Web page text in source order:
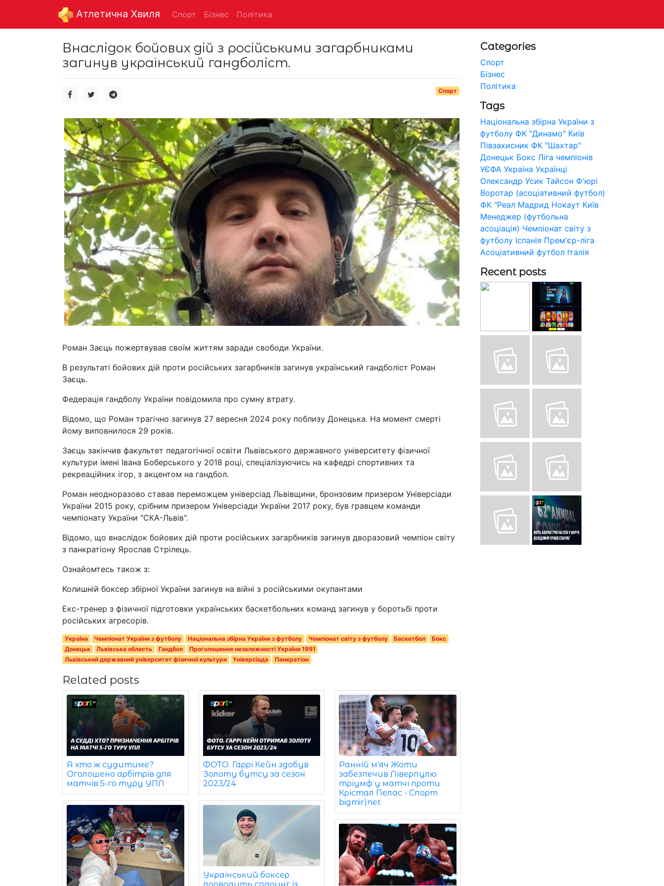
Aтлетична Хвиля Спорт Бізнес Політика
Внаслідок бойових дій з російськими загарбниками
загинув український гандболіст.
Спорт
Роман Заєць пожертвував своїм життям заради свободи України.
В результаті бойових дій проти російських загарбників загинув український гандболіст Роман
Заєць.
Федерація гандболу України повідомила про сумну втрату.
Відомо, що Роман трагічно загинув 27 вересня 2024 року поблизу Донецька. На момент смерті
йому виповнилося 29 років.
Заєць закінчив факультет педагогічної освіти Львівського державного університету фізичної
культури імені Івана Боберського у 2018 році, спеціалізуючись на кафедрі спортивних та
рекреаційних ігор, з акцентом на гандбол.
Роман неодноразово ставав переможцем універсіад Львівщини, бронзовим призером Універсіади
України 2015 року, срібним призером Універсіади України 2017 року, був гравцем команди
чемпіонату України "СКА-Львів".
Відомо, що внаслідок бойових дій проти російських загарбників загинув дворазовий чемпіон світу
з панкратіону Ярослав Стрілець.
Ознайомтесь також з:
Колишній боксер збірної України загинув на війні з російськими окупантами
Екс-тренер з фізичної підготовки українських баскетбольних команд загинув у боротьбі проти
російських агресорів.
Україна Чемпіонат України з футболу Національна збірна України з футболу Чемпіонат світу з футболу Баскетбол
Бокс
Донецьк
Львівська область Гандбол
Проголошення незалежності України 1991
Львівський державний університет фізичної культури
Універсіада Панкратіон
Related posts
А хто ж судитиме?
Оголошено арбітрів для
матчів 5-го туру УПЛ
ФОТО. Гаррі Кейн здобув
Золоту бутсу за сезон
2023/24
Український боксер
Ранній м'яч Жоти
забезпечив Ліверпулю
тріумф у матчі проти
Крістал Пелас - Спорт
bigmir)net
Categories
Спорт
Бізнес
Політика
Tags
Національна збірна України з
футболу ФК "Динамо" Київ
Півзахисник ФК "Шахтар"
Донецьк Бокс Ліга чемпіонів
УЄФА Україна Українці
Олександр Усик Тайсон Ф'юрі
Воротар (асоціативний футбол)
ФК "Реал Мадрид Нокаут Київ
Менеджер (футбольна
асоціація) Чемпіонат світу з
футболу Іспанія Прем'єр-ліга
Асоціативний футбол Італія
Recent posts